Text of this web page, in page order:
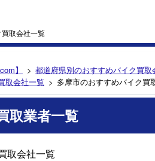
取会社一覧
】
都道府県別のおすすめバイク買取
取会社一覧
多摩市のおすすめバイク買
取業者一覧
取会社一覧